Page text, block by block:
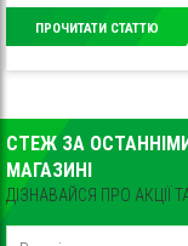
ПРОЧИТАТИ СТАТТЮ
СТЕЖ ЗА
МАГАЗИНІ
ДІЗНАВАЙСЯ ПРО АКЦІЇ